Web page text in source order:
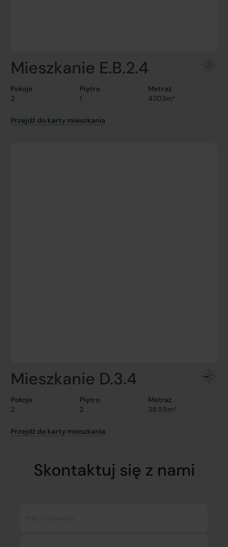
Mieszkanie E.B.2.4
Pokoje
2
Piętro
1
Metraż
47.03m²
Przejdź do karty mieszkania
Mieszkanie D.3.4
Pokoje
2
Piętro
2
Metraż
38.55m²
Przejdź do karty mieszkania
Skontaktuj się z nami